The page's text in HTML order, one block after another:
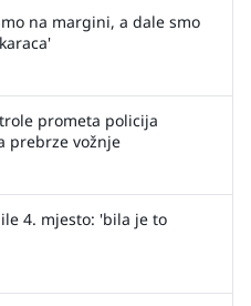
na margini, a dale smo
prometa policija
prebrze vožnje
4. mjesto: 'bila je to